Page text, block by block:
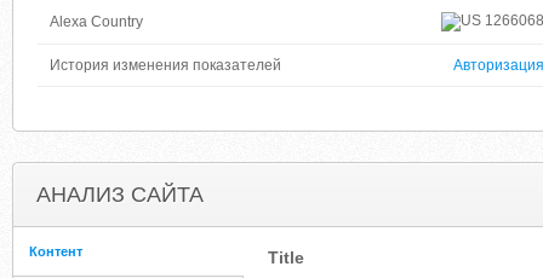
Alexa Country 1266068
История изменения показателей Авторизация
АНАЛИЗ САЙТА
Контент Title